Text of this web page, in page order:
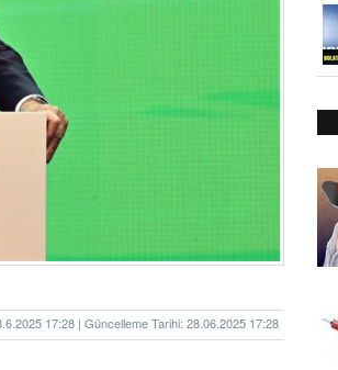
17:28 | Güncelleme Tarihi: 28.06.2025 17:28